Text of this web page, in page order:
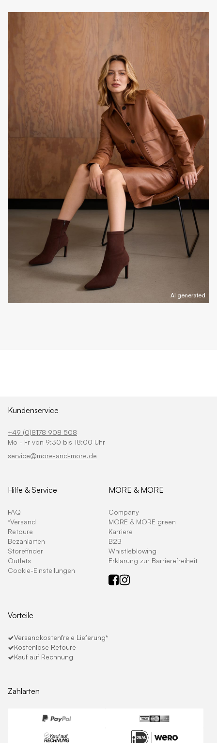
AI generated
Kundenservice
+49 (0)8178 908 508
Mo - Fr von 9:30 bis 18:00 Uhr
service@more-and-more.de
Hilfe & Service
FAQ
*Versand
Retoure
Bezahlarten
Storefinder
Outlets
Cookie-Einstellungen
MORE & MORE
Company
MORE & MORE green
Karriere
B2B
Whistleblowing
Erklärung zur Barrierefreiheit
Vorteile
Versandkostenfreie Lieferung*
Kostenlose Retoure
Kauf auf Rechnung
Zahlarten